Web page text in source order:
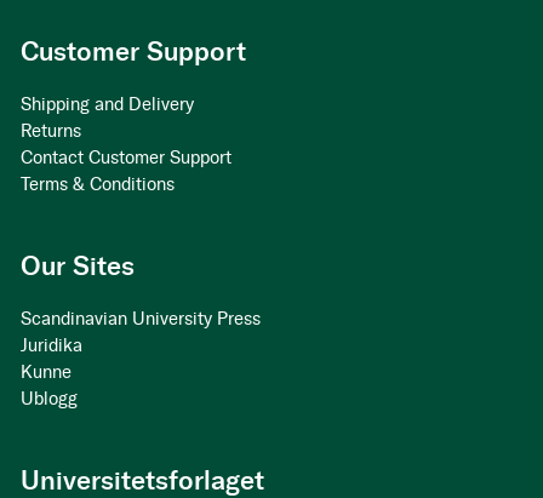
Customer Support
Shipping and Delivery
Returns
Contact Customer Support
Terms & Conditions
Our Sites
Scandinavian University Press
Juridika
Kunne
Ublogg
Universitetsforlaget